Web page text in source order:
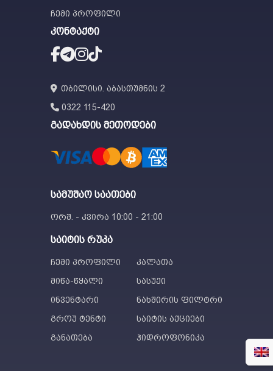
ჩემი პროფილი
კონტაქტი
თბილისი. აბასთუმნის 2
0322 115-420
გადახდის მეთოდები
სამუშაო საათები
ორშ. - კვირა 10:00 - 21:00
საიტის რუკა
ჩემი პროფილი
კალათა
მიწა-წყალი
სასუქი
ინვენტარი
ნახშირის ფილტრი
გროუ ტენტი
საიტის აქციები
განათება
ჰიდროფონიკა